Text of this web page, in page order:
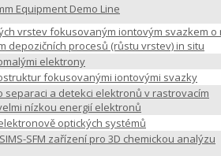
Equipment Demo Line
vrstev fokusovaným iontovým svazkem o
depozičních procesů (růstu vrstev) in situ
elektrony
fokusovanými iontovými svazky
separaci a detekci elektronů v rastrovacím
nízkou energií elektronů
optických systémů
SFM zařízení pro 3D chemickou analýzu